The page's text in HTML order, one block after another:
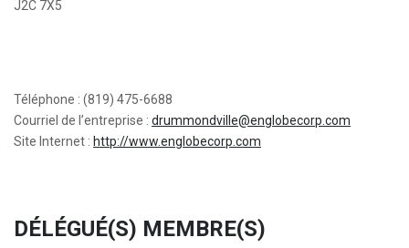
J2C 7X5
Téléphone : (819) 475-6688
Courriel de l’entreprise : drummondville@englobecorp.com
Site Internet : http://www.englobecorp.com
DÉLÉGUÉ(S) MEMBRE(S)